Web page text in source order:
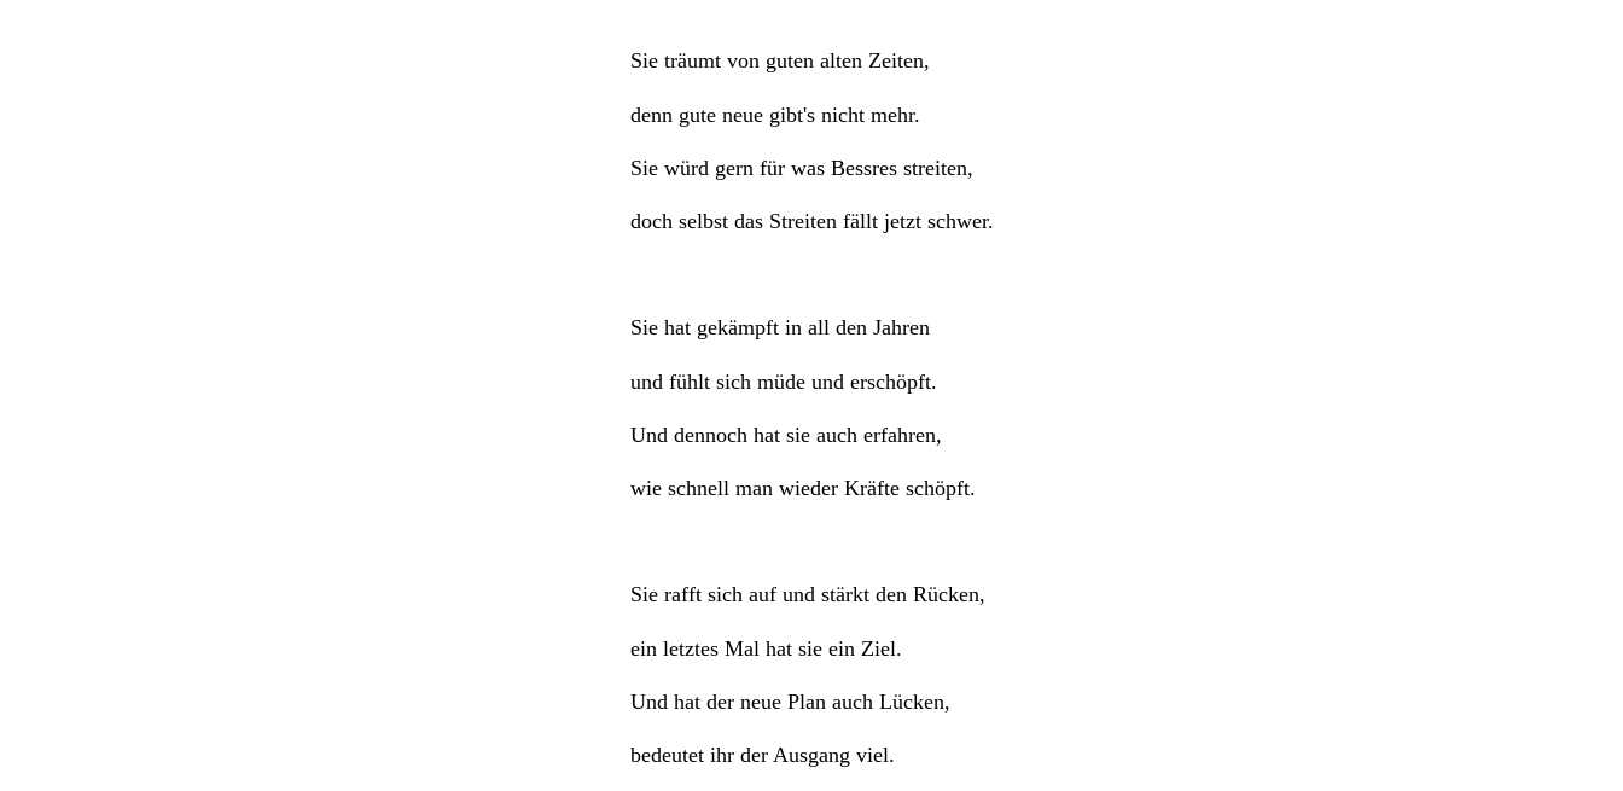
Sie träumt von guten alten Zeiten,
denn gute neue gibt's nicht mehr.
Sie würd gern für was Bessres streiten,
doch selbst das Streiten fällt jetzt schwer.
Sie hat gekämpft in all den Jahren
und fühlt sich müde und erschöpft.
Und dennoch hat sie auch erfahren,
wie schnell man wieder Kräfte schöpft.
Sie rafft sich auf und stärkt den Rücken,
ein letztes Mal hat sie ein Ziel.
Und hat der neue Plan auch Lücken,
bedeutet ihr der Ausgang viel.